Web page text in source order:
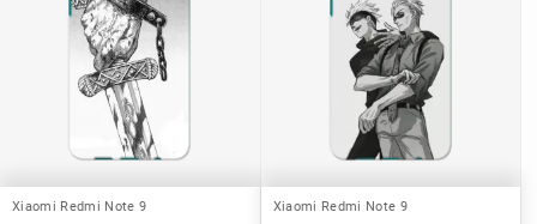
Xiaomi Redmi Note 9 Xiaomi Redmi Note 9